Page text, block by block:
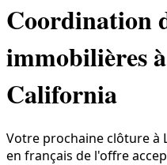
Coordination
immobilières
California
Votre prochaine clôture à
en français de l'offre